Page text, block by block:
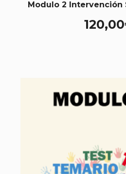
Modulo 2 Intervención
120,00